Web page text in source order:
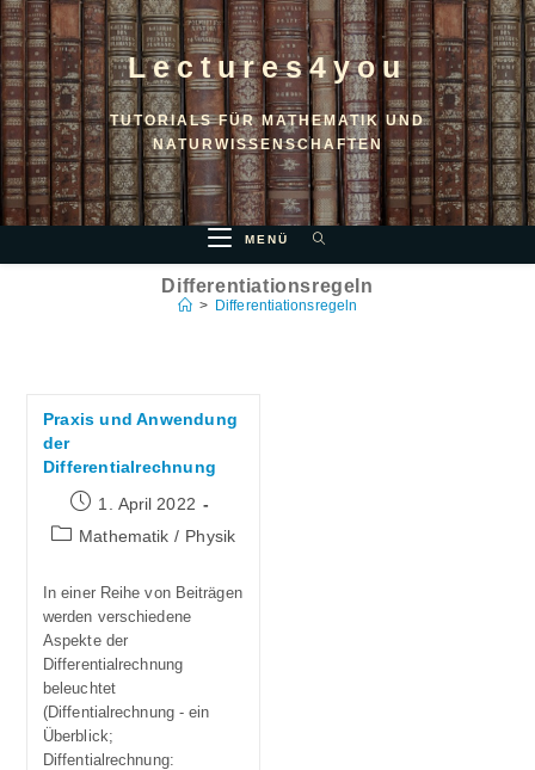
Lectures4you
TUTORIALS FÜR MATHEMATIK UND
NATURWISSENSCHAFTEN
MENÜ
Differentiationsregeln
> Differentiationsregeln
Praxis und Anwendung
der
Differentialrechnung
1. April 2022
Mathematik / Physik
In einer Reihe von Beiträgen
werden verschiedene
Aspekte der
Differentialrechnung
beleuchtet
(Diffentialrechnung - ein
Überblick;
Diffentialrechnung: